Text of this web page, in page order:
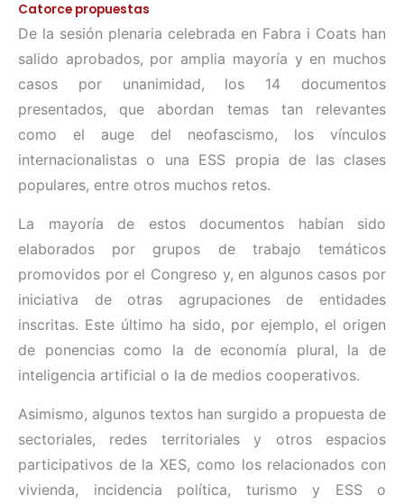
Catorce propuestas
De la sesión plenaria celebrada en Fabra i Coats han
salido aprobados, por amplia mayoría y en muchos
casos por unanimidad, los 14 documentos
presentados, que abordan temas tan relevantes
como el auge del neofascismo, los vínculos
internacionalistas o una ESS propia de las clases
populares, entre otros muchos retos.
La mayoría de estos documentos habían sido
elaborados por grupos de trabajo temáticos
promovidos por el Congreso y, en algunos casos por
iniciativa de otras agrupaciones de entidades
inscritas. Este último ha sido, por ejemplo, el origen
de ponencias como la de economía plural, la de
inteligencia artificial o la de medios cooperativos.
Asimismo, algunos textos han surgido a propuesta de
sectoriales, redes territoriales y otros espacios
participativos de la XES, como los relacionados con
vivienda, incidencia política, turismo y ESS o